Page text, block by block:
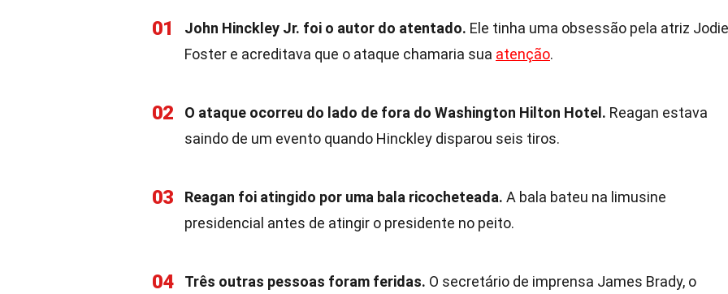
01 John Hinckley Jr. foi o autor do atentado. Ele tinha uma obsessão pela atriz Jodie
Foster e acreditava que o ataque chamaria sua atenção.
02 O ataque ocorreu do lado de fora do Washington Hilton Hotel. Reagan estava
saindo de um evento quando Hinckley disparou seis tiros.
03 Reagan foi atingido por uma bala ricocheteada. A bala bateu na limusine
presidencial antes de atingir o presidente no peito.
04 Três outras pessoas foram feridas. O secretário de imprensa James Brady, o